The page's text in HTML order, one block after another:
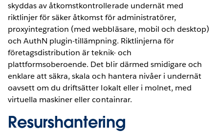
skyddas av åtkomstkontrollerade undernät med
riktlinjer för säker åtkomst för administratörer,
proxyintegration (med webbläsare, mobil och desktop)
och AuthN plugin-tillämpning. Riktlinjerna för
företagsdistribution är teknik- och
plattformsoberoende. Det blir därmed smidigare och
enklare att säkra, skala och hantera nivåer i undernät
oavsett om du driftsätter lokalt eller i molnet, med
virtuella maskiner eller containrar.
Resurshantering